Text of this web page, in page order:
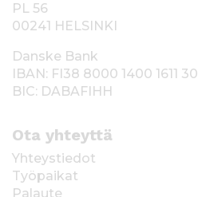
PL 56
00241 HELSINKI
Danske Bank
IBAN: FI38 8000 1400 1611 30
BIC: DABAFIHH
Ota yhteyttä
Yhteystiedot
Työpaikat
Palaute